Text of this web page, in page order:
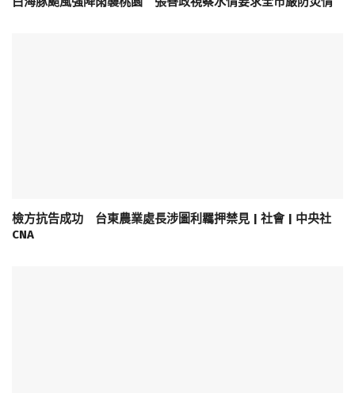
檢方抗告成功 台東農業處長涉圖利羈押禁見 | 社會 | 中央社
CNA